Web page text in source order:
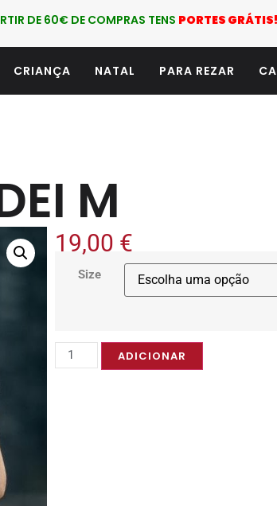
DE 60€ DE COMPRAS TENS PORTES GRÁTIS!
CRIANÇA NATAL PARA REZAR
M
19,00 €
Size
ADICIONAR